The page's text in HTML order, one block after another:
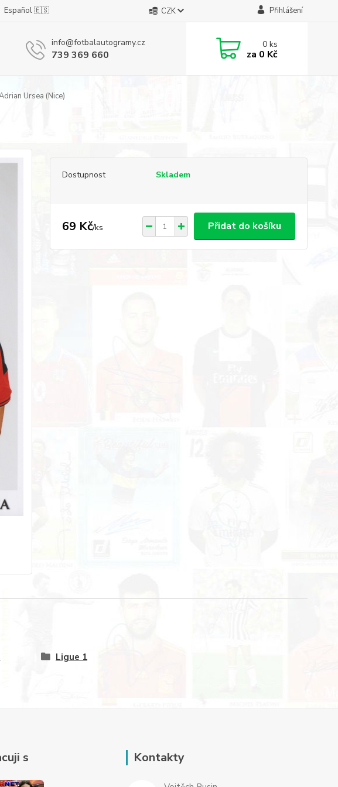
Español 🇪🇸 CZK Přihlášení
info@fotbalautogramy.cz
739 369 660
0ks
za 0 Kč
Ursea (Nice)
Dostupnost Skladem
69 Kč/ks Přidat do košíku
Ligue 1
s Kontakty